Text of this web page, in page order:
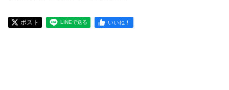
ポスト LINEで送る いいね！